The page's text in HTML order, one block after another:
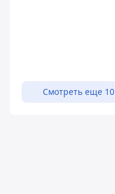
Смотреть еще 10